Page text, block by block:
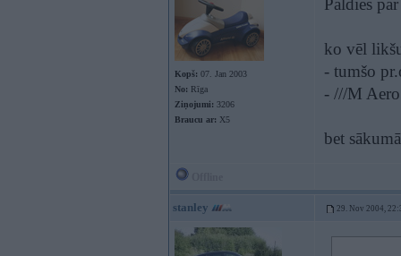
Kopš: 07. Jan 2003
No: Rīga
Ziņojumi: 3206
Braucu ar: X5
Paldies
ko vēl
- tumšo
- ///M Aero
bet
stanley 29. Nov 2004,